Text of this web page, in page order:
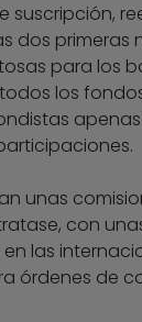
suscripción,
dos
para los
los
unas
con
las
órdenes de